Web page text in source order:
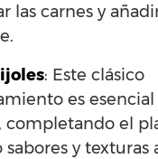
las carnes y
: Este clásico
es
completando el
y texturas